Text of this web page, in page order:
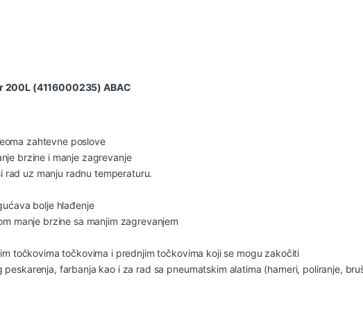
200L (4116000235) ABAC
zahtevne poslove
brzine i manje zagrevanje
rad uz manju radnu temperaturu.
bolje hlađenje
manje brzine sa manjim zagrevanjem
točkovima točkovima i prednjim točkovima koji se mogu zakočiti
farbanja kao i za rad sa pneumatskim alatima (hameri, poliranje,